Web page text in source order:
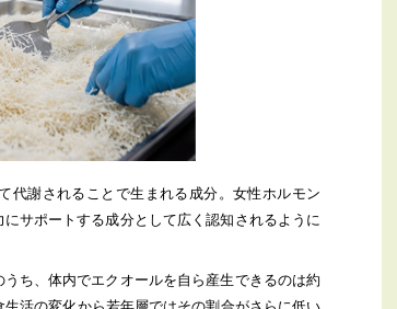
代謝されることで生まれる成分。女性ホルモン
サポートする成分として広く認知されるように
ち、体内でエクオールを自ら産生できるのは約